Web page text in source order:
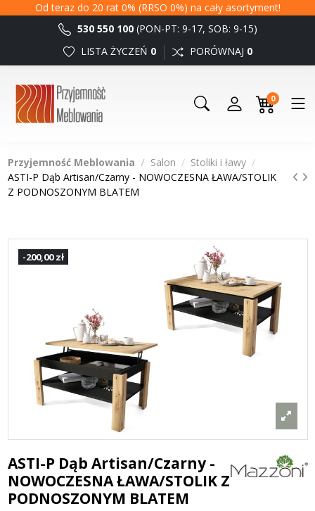
Od teraz do 20 rat 0% (RRSO 0%) na cały asortyment!
530 550 100 (PON-PT: 9-17, SOB: 9-15)
LISTA ŻYCZEŃ 0 PORÓWNAJ 0
0
Przyjemność Meblowania Salon
Stoliki i ławy
ASTI-P Dąb Artisan/Czarny - NOWOCZESNA ŁAWA/STOLIK
Z PODNOSZONYM BLATEM
-200,00 zł
ASTI-P Dąb Artisan/Czarny -
NOWOCZESNA ŁAWA/STOLIK Z
PODNOSZONYM BLATEM